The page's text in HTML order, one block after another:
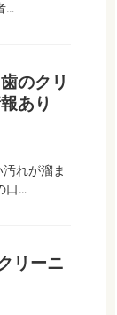
…
のクリ
あり
れが溜ま
口…
リーニ